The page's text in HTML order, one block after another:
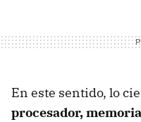
En este sentido, lo
procesador,